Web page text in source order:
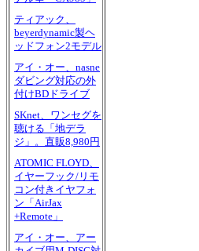
ティアック、
beyerdynamic製ヘ
ッドフォン2モデル
アイ・オー、nasne
ダビング対応の外
付けBDドライブ
SKnet、ワンセグを
聴ける「地デラ
ジ」。直販8,980円
ATOMIC FLOYD、
イヤーフック/リモ
コン付きイヤフォ
ン「AirJax
+Remote」
アイ・オー、アー